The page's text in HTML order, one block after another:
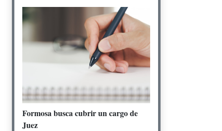
Formosa busca cubrir un cargo de
Juez